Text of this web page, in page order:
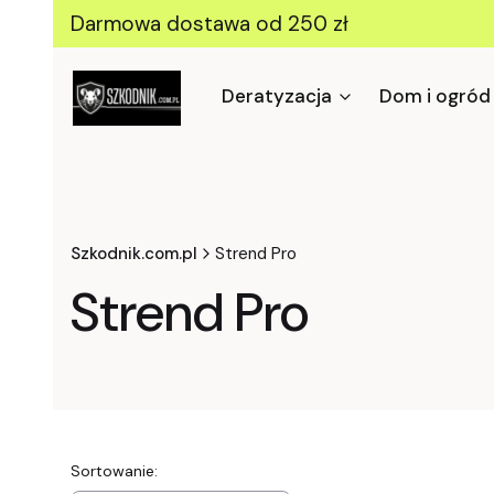
Darmowa dostawa od 250 zł
Deratyzacja Dom i ogród
Szkodnik.com.pl Strend Pro
Strend Pro
Sortowanie: